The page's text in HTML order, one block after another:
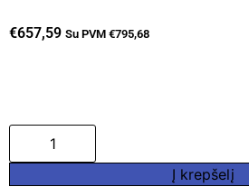
€657,59 Su PVM €795,68
Į krepšelį